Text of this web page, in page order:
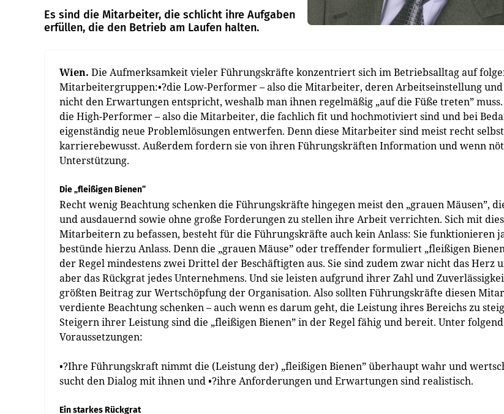
Es sind die Mitarbeiter, die schlicht ihre Aufgaben
erfüllen, die den Betrieb am Laufen halten.
Wien. Die Aufmerksamkeit vieler Führungskräfte konzentriert sich im Betriebsalltag auf
Mitarbeitergruppen:•?die Low-Performer – also die Mitarbeiter, deren Arbeitseinstellung
nicht den Erwartungen entspricht, weshalb man ihnen regelmäßig „auf die Füße treten” muss.
die High-Performer – also die Mitarbeiter, die fachlich fit und hochmotiviert sind und bei
eigenständig neue Problemlösungen entwerfen. Denn diese Mitarbeiter sind meist recht
karrierebewusst. Außerdem fordern sie von ihren Führungskräften Information und wenn
Unterstützung.
Die „fleißigen Bienen”
Recht wenig Beachtung schenken die Führungskräfte hingegen meist den „grauen Mäusen”,
und ausdauernd sowie ohne große Forderungen zu stellen ihre Arbeit verrichten. Sich mit
Mitarbeitern zu befassen, besteht für die Führungskräfte auch kein Anlass: Sie funktionieren
bestünde hierzu Anlass. Denn die „grauen Mäuse” oder treffender formuliert „fleißigen
der Regel mindestens zwei Drittel der Beschäftigten aus. Sie sind zudem zwar nicht das Herz
aber das Rückgrat jedes Unternehmens. Und sie leisten aufgrund ihrer Zahl und
größten Beitrag zur Wertschöpfung der Organisation. Also sollten Führungskräfte diesen
verdiente Beachtung schenken – auch wenn es darum geht, die Leistung ihres Bereichs zu
Steigern ihrer Leistung sind die „fleißigen Bienen” in der Regel fähig und bereit. Unter
Voraussetzungen:
•?Ihre Führungskraft nimmt die (Leistung der) „fleißigen Bienen” überhaupt wahr und
sucht den Dialog mit ihnen und •?ihre Anforderungen und Erwartungen sind realistisch.
Ein starkes Rückgrat